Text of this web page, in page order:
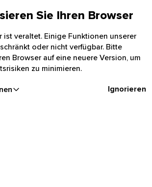
Sie Ihren Browser
ist veraltet. Einige Funktionen unserer
oder nicht verfügbar. Bitte
Browser auf eine neuere Version, um
zu minimieren.
Ignorieren